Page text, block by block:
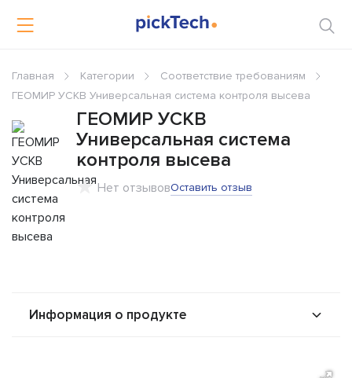
Главная Категории
Соответствие требованиям
ГЕОМИР УСКВ Универсальная система контроля высева
ГЕОМИР УСКВ
Универсальная система
контроля высева
Нет отзывовОставить отзыв
Информация о продукте